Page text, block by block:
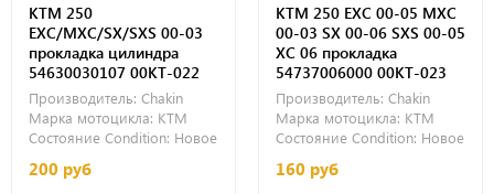
KTM 250
EXC/MXC/SX/SXS 00-03
прокладка цилиндра
54630030107 00KT-022
Производитель: Chakin
Марка мотоцикла: KTM
Состояние Condition: Новое
200 руб
KTM 250 EXC 00-05 MXC
00-03 SX 00-06 SXS 00-05
XC 06 прокладка
54737006000 00KT-023
Производитель: Chakin
Марка мотоцикла: KTM
Состояние Condition: Новое
160 руб